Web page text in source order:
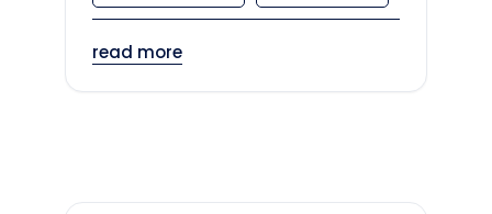
read more